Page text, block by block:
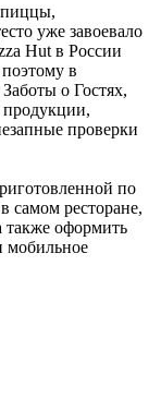
пиццы,
уже завоевало
Hut в России
в
о Гостях,
продукции,
проверки
по
самом ресторане,
также оформить
мобильное